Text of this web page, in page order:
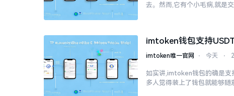
去。然而,它有个小毛病,就是
imtoken钱包支持
imtoken唯一官网 ⋅ 今天 ⋅
如实讲,imtoken钱包的确是支
多人觉得装上了钱包就能够